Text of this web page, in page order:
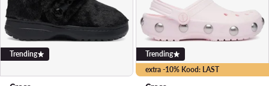
Trending
extra -10% Kood: LAST
Trending